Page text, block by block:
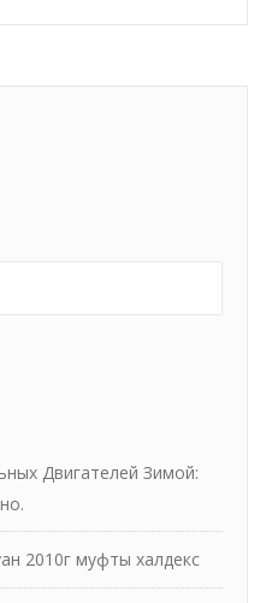
Двигателей Зимой:
2010г муфты халдекс